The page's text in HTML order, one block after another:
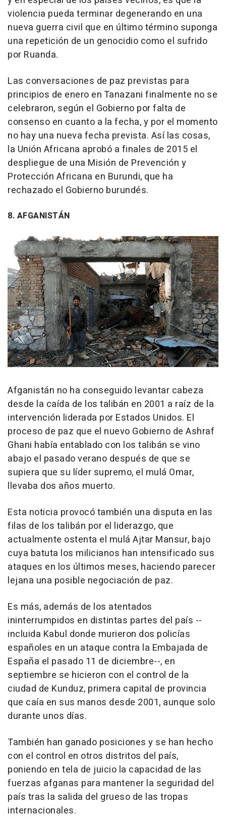
violencia pueda terminar degenerando en una
nueva guerra civil que en último término suponga
una repetición de un genocidio como el sufrido
por Ruanda.
Las conversaciones de paz previstas para
principios de enero en Tanazani finalmente no se
celebraron, según el Gobierno por falta de
consenso en cuanto a la fecha, y por el momento
no hay una nueva fecha prevista. Así las cosas,
la Unión Africana aprobó a finales de 2015 el
despliegue de una Misión de Prevención y
Protección Africana en Burundi, que ha
rechazado el Gobierno burundés.
8. AFGANISTÁN
Afganistán no ha conseguido levantar cabeza
desde la caída de los talibán en 2001 a raíz de la
intervención liderada por Estados Unidos. El
proceso de paz que el nuevo Gobierno de Ashraf
Ghani había entablado con los talibán se vino
abajo el pasado verano después de que se
supiera que su líder supremo, el mulá Omar,
llevaba dos años muerto.
Esta noticia provocó también una disputa en las
filas de los talibán por el liderazgo, que
actualmente ostenta el mulá Ajtar Mansur, bajo
cuya batuta los milicianos han intensificado sus
ataques en los últimos meses, haciendo parecer
lejana una posible negociación de paz.
Es más, además de los atentados
ininterrumpidos en distintas partes del país --
incluida Kabul donde murieron dos policías
españoles en un ataque contra la Embajada de
España el pasado 11 de diciembre--, en
septiembre se hicieron con el control de la
ciudad de Kunduz, primera capital de provincia
que caía en sus manos desde 2001, aunque solo
durante unos días.
También han ganado posiciones y se han hecho
con el control en otros distritos del país,
poniendo en tela de juicio la capacidad de las
fuerzas afganas para mantener la seguridad del
país tras la salida del grueso de las tropas
internacionales.